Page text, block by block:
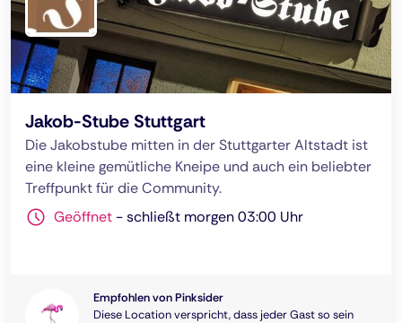
Jakob-Stube Stuttgart
Die Jakobstube mitten in der Stuttgarter Altstadt ist
eine kleine gemütliche Kneipe und auch ein beliebter
Treffpunkt für die Community.
Geöffnet -schließt morgen 03:00 Uhr
Empfohlen von Pinksider
Diese Location verspricht, dass jeder Gast so sein